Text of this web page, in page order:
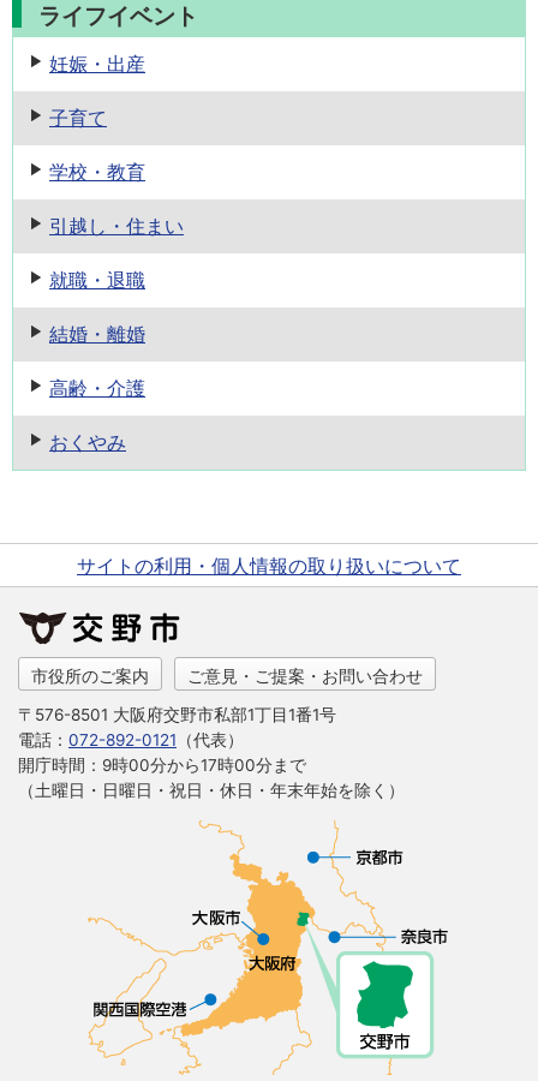
ライフイベント
妊娠・出産
子育て
学校・教育
引越し・住まい
就職・退職
結婚・離婚
高齢・介護
おくやみ
サイトの利用・個人情報の取り扱いについて
市役所のご案内 ご意見・ご提案・お問い合わせ
〒576-8501 大阪府交野市私部1丁目1番1号
電話： 072-892-0121 （代表）
開庁時間：9時00分から17時00分まで
（土曜日・日曜日・祝日・休日・年末年始を除く）